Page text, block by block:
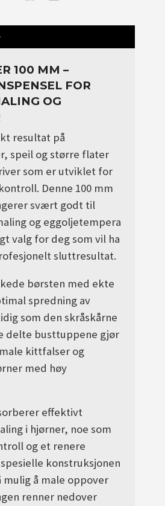
100 MM –
FOR
OG
resultat på
speil og større flater
som er utviklet for
Denne 100 mm
svært godt til
og eggoljetempera
valg for deg som vil ha
sluttresultat.
børsten med ekte
spredning av
som den skråskårne
delte busttuppene gjør
kittfalser og
med høy
effektivt
i hjørner, noe som
og et renere
konstruksjonen
mulig å male oppover
renner nedover